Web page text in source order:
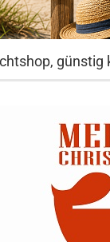
günstig